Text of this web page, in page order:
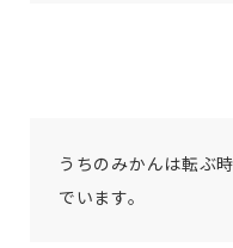
うちのみかんは転ぶ
でいます。